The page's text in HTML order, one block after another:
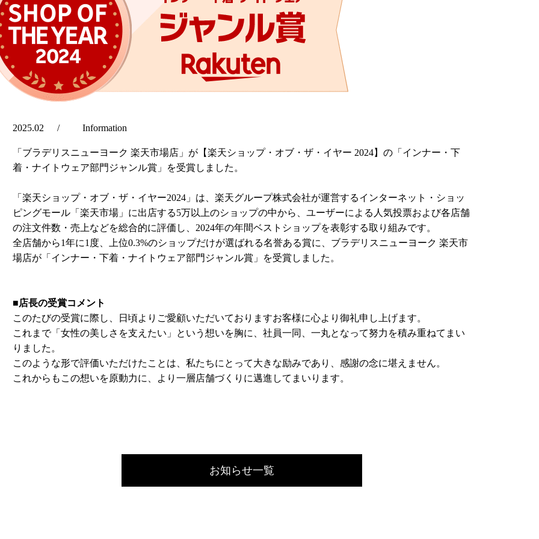
2025.02 Information
「ブラデリスニューヨーク 楽天市場店」が【楽天ショップ・オブ・ザ・イヤー 2024】の「インナー・下
着・ナイトウェア部門ジャンル賞」を受賞しました。
「楽天ショップ・オブ・ザ・イヤー2024」は、楽天グループ株式会社が運営するインターネット・ショッ
ピングモール「楽天市場」に出店する5万以上のショップの中から、ユーザーによる人気投票および各店舗
の注文件数・売上などを総合的に評価し、2024年の年間ベストショップを表彰する取り組みです。
全店舗から1年に1度、上位0.3%のショップだけが選ばれる名誉ある賞に、ブラデリスニューヨーク 楽天市
場店が「インナー・下着・ナイトウェア部門ジャンル賞」を受賞しました。
■店長の受賞コメント
このたびの受賞に際し、日頃よりご愛顧いただいておりますお客様に心より御礼申し上げます。
これまで「女性の美しさを支えたい」という想いを胸に、社員一同、一丸となって努力を積み重ねてまい
りました。
このような形で評価いただけたことは、私たちにとって大きな励みであり、感謝の念に堪えません。
これからもこの想いを原動力に、より一層店舗づくりに邁進してまいります。
お知らせ一覧